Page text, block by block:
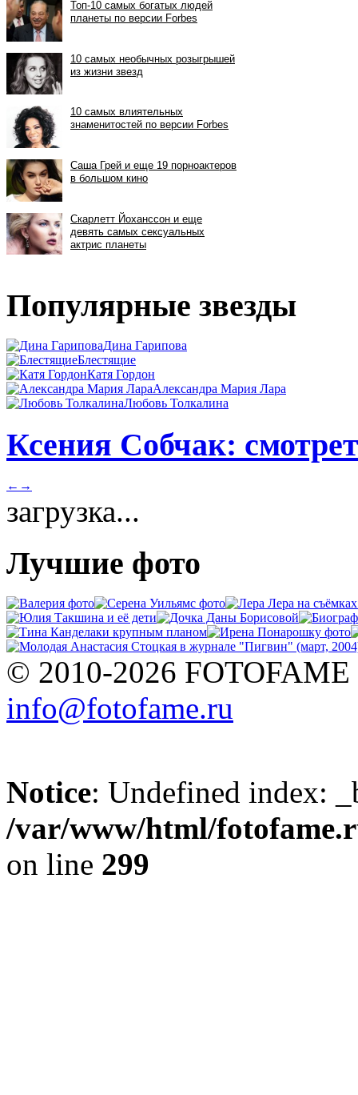
Популярные звезды
Дина Гарипова
Блестящие
Катя Гордон
Александра Мария Лара
Любовь Толкалина
Ксения Собчак:
← →
загрузка...
Лучшие фото
© 2010-2026 FOTOFAME
info@fotofame.ru
Notice: Undefined index:
/var/www/html/
on line 299